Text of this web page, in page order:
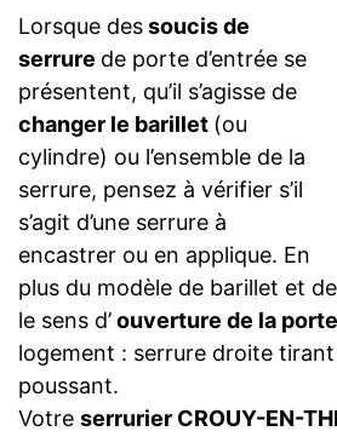
Lorsque dessoucis de
serrure de porte d’entrée se
présentent, qu’il s’agisse de
changer le barillet (ou
cylindre) ou l’ensemble de la
serrure, pensez à vérifier s’il
s’agit d’une serrure à
encastrer ou en applique. En
plus du modèle de barillet et
le sens d’ouverture de la porte
logement : serrure droite
poussant.
Votre serrurier CROUY-EN-